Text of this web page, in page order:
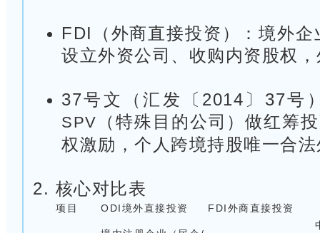
FDI（外商直接投资）：境外
设立外资公司、收购内资股权
37号文（汇发〔2014〕37号
SPV （特殊目的公司）做红筹
权激励，个人跨境持股唯一合
2. 核心对比表
项目 ODI境外直接投资 FDI外商直接投资